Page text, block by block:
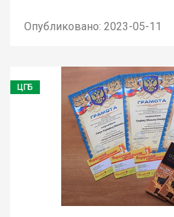
Опубликовано: 2023-05-11
ЦГБ